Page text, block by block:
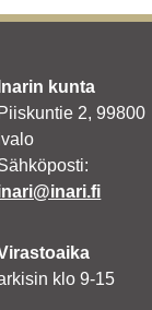
Inarin kunta
Piiskuntie 2, 99800
Ivalo
klo 9-15